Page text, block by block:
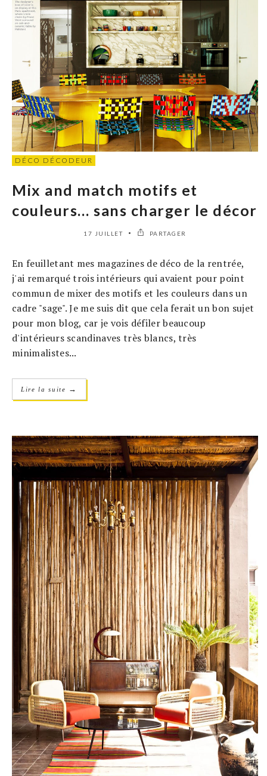
DÉCO DÉCODEUR
Mix and match motifs et
couleurs… sans charger le décor
17 JUILLET PARTAGER
En feuilletant mes magazines de déco de la rentrée,
j'ai remarqué trois intérieurs qui avaient pour point
commun de mixer des motifs et les couleurs dans un
cadre "sage". Je me suis dit que cela ferait un bon sujet
pour mon blog, car je vois défiler beaucoup
d'intérieurs scandinaves très blancs, très
minimalistes...
Lire la suite →